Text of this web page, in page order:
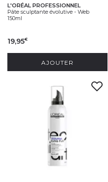
L'ORÉAL PROFESSIONNEL
Pâte sculptante évolutive - Web
150ml
19,95€
AJOUTER